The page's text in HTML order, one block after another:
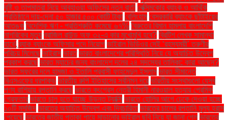
বৃষ্টি ও তাপমাত্রা নিয়ে আবহাওয়া অফিসের নতুন বার্তা বেক্সিমকোর ব্যাংক ও আর্থিক
প্রতিষ্ঠানে দায়-দেনা ৫০ হাজার ৫০০ কোটি টাকা বেলিংহাম বেসরকারি ব্যাংকে ছাঁটাইয়ের
আতঙ্ক বৈদেশিক ঋণ - প্রতিশ্রুতি কমেছে ৬৭% বৈরুতের বিমান হামলায় বাংলাদেশি
নাগরিকের মৃত্যু ব্রাজিল রাউন্ড অফ ৩২-এ কার মুখোমুখি হবে? ব্রিটিশ লেখক সামান্থা
হার্ভে ব্র্যাক ব্যাংকে অফিসার পদে নিয়োগ ভাইরাল ভিডিওর সেই ‘রহস্যময়ী’ তরুণীর
পরিচয় মিলেছে ভাইরাস ভারত ভারত বাংলাদেশের পরিস্থিতি নিয়ে যে অযাচিত উদ্বেগ
প্রকাশ করছে ভারত ম্যাচের জন্য বাংলাদেশ দলের ২৪ সদস্যের তালিকা: কারা আছেন?
ভারত সফরের দলে হামজা ও ইতালি প্রবাসী ফাহমেদুল ইসলাম ভারত সীমান্তে
বিএসএফের ধরপাকড় ভারতীয় রুপি ইতিহাসের সর্বনিম্ন দরে ভারতীয় সংস্থাগুলো যেসব
পণ্য রাশিয়ায় রপ্তানি করছে ভারতে কংগ্রেস নেত্রী হিমানী নারওয়াল হত্যায় প্রেমিক
গ্রেফতার ভারতে চালু হতে যাচ্ছে উড়ন্ত ট্যাক্সি ভারতে হোলির আগে ঢেকে দেওয়া হচ্ছে
১০টি মসজিদ ভারতের অযাচিত উদ্বেগ এবং দ্বিচারিতা ভারতের চালের রপ্তানি মূল্য হ্রাস
পেয়েছে ভারতের জাতীয় পতাকা পায়ে মাড়ানোর ভাইরাল ছবি নিয়ে যা জানা গেল ভারতের